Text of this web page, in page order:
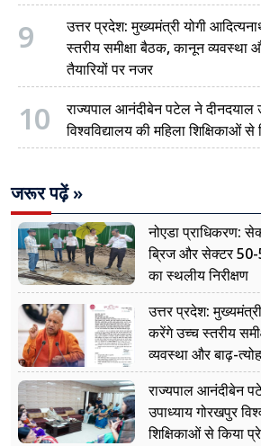
9
उत्तर प्रदेश: मुख्यमंत्री योगी
स्तरीय समीक्षा बैठक, कानून व्यवस्था
तैयारियों पर नजर
10
राज्यपाल आनंदीबेन पटेल ने दीनदयाल
विश्वविद्यालय की महिला शिक्षिकाओं
जरूर पढ़ें »
नोएडा प्राधिकरण:
ब्रिज और सेक्टर 50-
का स्थलीय निरीक्षण
उत्तर प्रदेश:
करेंगे उच्च स्तरीय
व्यवस्था और बाढ़-
नजर
राज्यपाल आनंदीबेन
उपाध्याय गोरखपुर
शिक्षिकाओं से किया